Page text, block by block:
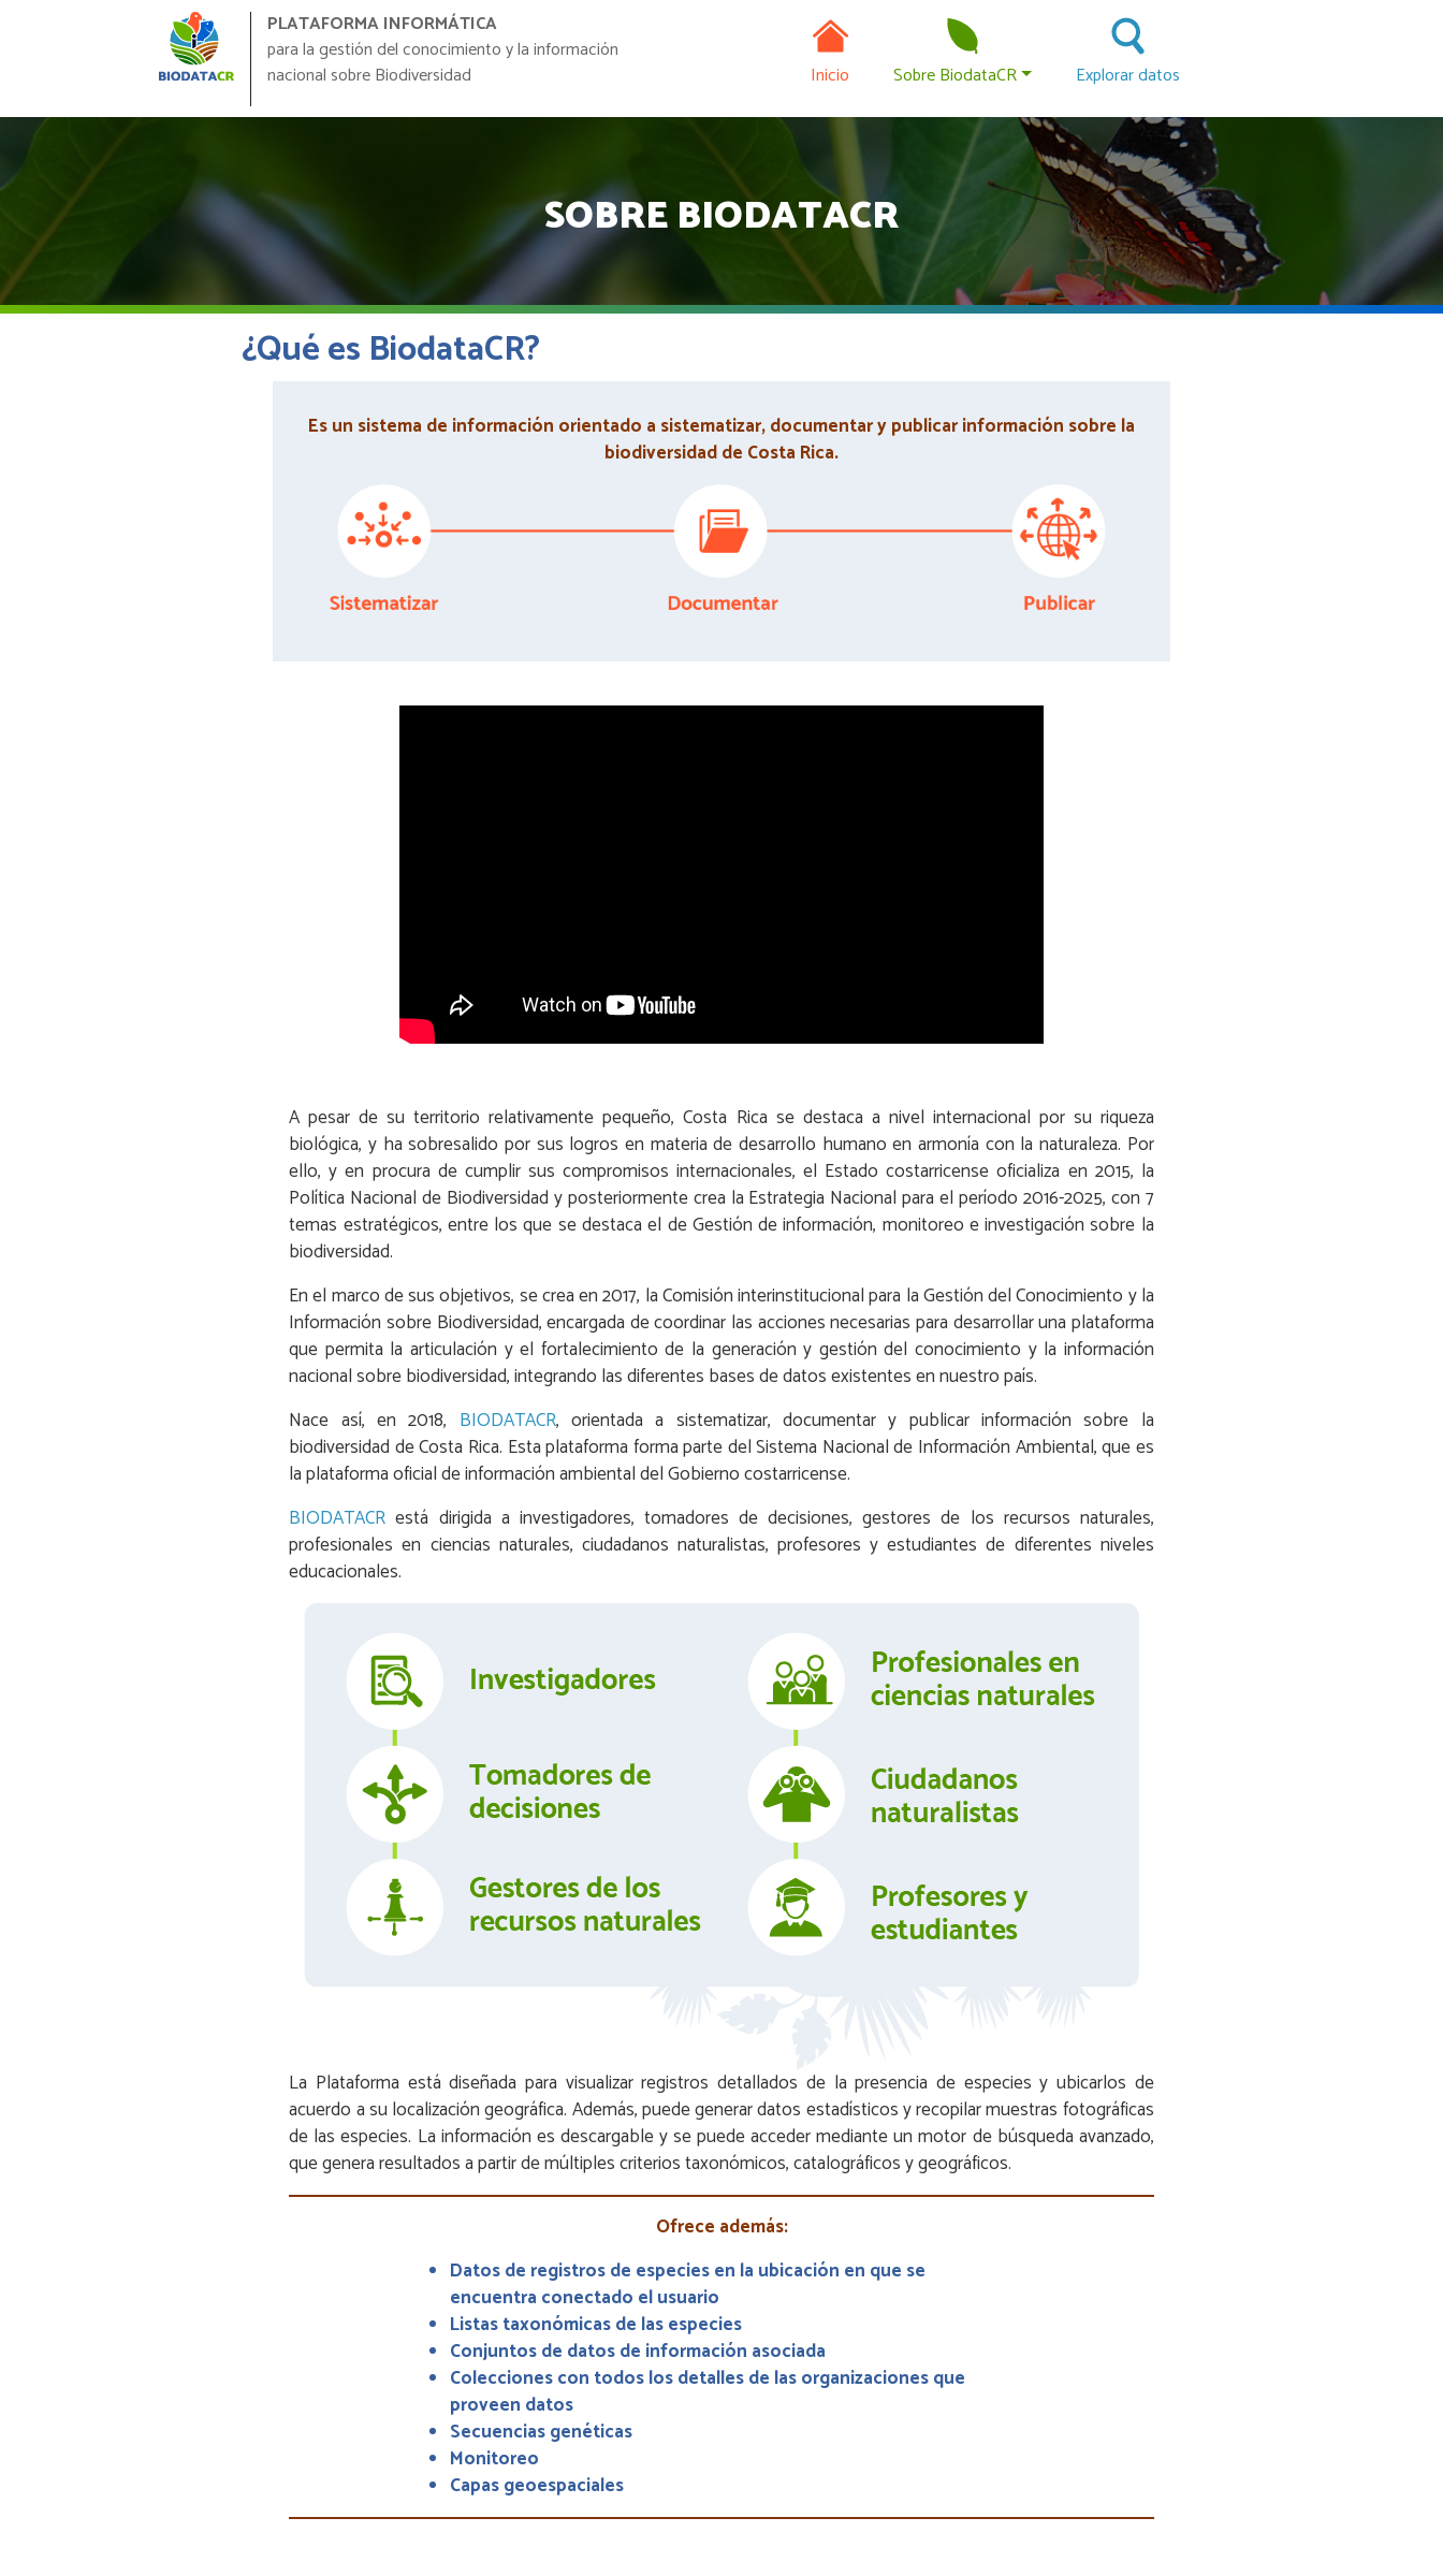
PLATAFORMA INFORMÁTICA
para la gestión del conocimiento y la información
nacional sobre Biodiversidad
Navegación principal
Inicio Sobre BiodataCR Explorar datos
SOBRE BIODATACR
¿Qué es BiodataCR?
Es un sistema de información orientado a sistematizar, documentar y publicar información sobre la
biodiversidad de Costa Rica.
A pesar de su territorio relativamente pequeño, Costa Rica se destaca a nivel internacional por su riqueza
biológica, y ha sobresalido por sus logros en materia de desarrollo humano en armonía con la naturaleza. Por
ello, y en procura de cumplir sus compromisos internacionales, el Estado costarricense oficializa en 2015, la
Política Nacional de Biodiversidad y posteriormente crea la Estrategia Nacional para el período 2016-2025, con 7
temas estratégicos, entre los que se destaca el de Gestión de información, monitoreo e investigación sobre la
biodiversidad.
En el marco de sus objetivos, se crea en 2017, la Comisión interinstitucional para la Gestión del Conocimiento y la
Información sobre Biodiversidad, encargada de coordinar las acciones necesarias para desarrollar una plataforma
que permita la articulación y el fortalecimiento de la generación y gestión del conocimiento y la información
nacional sobre biodiversidad, integrando las diferentes bases de datos existentes en nuestro país.
Nace así, en 2018, BIODATACR, orientada a sistematizar, documentar y publicar información sobre la
biodiversidad de Costa Rica. Esta plataforma forma parte del Sistema Nacional de Información Ambiental, que es
la plataforma oficial de información ambiental del Gobierno costarricense.
BIODATACR está dirigida a investigadores, tomadores de decisiones, gestores de los recursos naturales,
profesionales en ciencias naturales, ciudadanos naturalistas, profesores y estudiantes de diferentes niveles
educacionales.
La Plataforma está diseñada para visualizar registros detallados de la presencia de especies y ubicarlos de
acuerdo a su localización geográfica. Además, puede generar datos estadísticos y recopilar muestras fotográficas
de las especies. La información es descargable y se puede acceder mediante un motor de búsqueda avanzado,
que genera resultados a partir de múltiples criterios taxonómicos, catalográficos y geográficos.
Ofrece además:
Datos de registros de especies en la ubicación en que se
encuentra conectado el usuario
Listas taxonómicas de las especies
Conjuntos de datos de información asociada
Colecciones con todos los detalles de las organizaciones que
proveen datos
Secuencias genéticas
Monitoreo
Capas geoespaciales